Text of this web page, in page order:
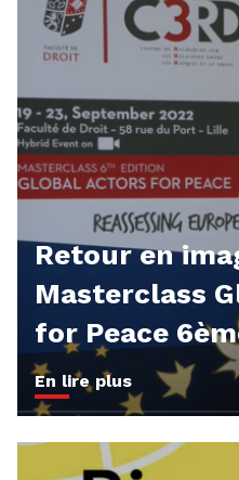
Retour en
Masterclass
for Peace
En lire plus